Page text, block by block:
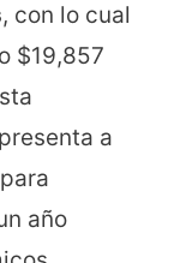
, con lo cual
$19,857
a
año